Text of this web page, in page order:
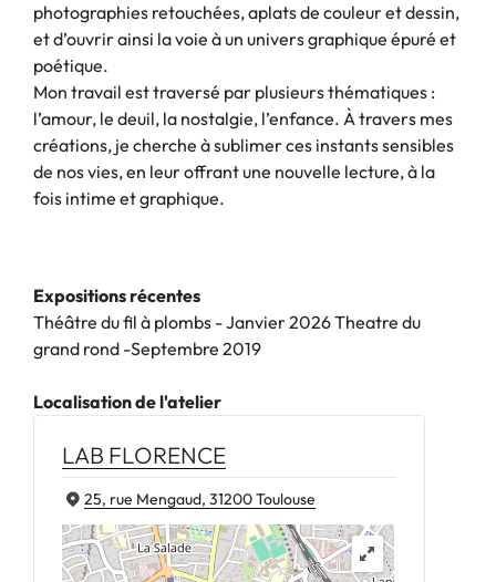
photographies retouchées, aplats de couleur et dessin,
et d’ouvrir ainsi la voie à un univers graphique épuré et
poétique.
Mon travail est traversé par plusieurs thématiques :
l’amour, le deuil, la nostalgie, l’enfance. À travers mes
créations, je cherche à sublimer ces instants sensibles
de nos vies, en leur offrant une nouvelle lecture, à la
fois intime et graphique.
Expositions récentes
Théâtre du fil à plombs - Janvier 2026 Theatre du
grand rond -Septembre 2019
Localisation de l'atelier
LAB FLORENCE
25, rue Mengaud, 31200 Toulouse